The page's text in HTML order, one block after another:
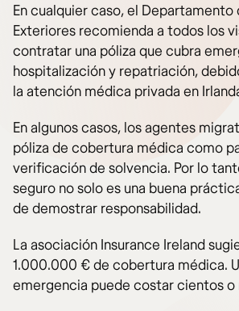
En cualquier caso, el Departamento
Exteriores recomienda a todos los
contratar una póliza que cubra
hospitalización y repatriación,
la atención médica privada en
En algunos casos, los agentes
póliza de cobertura médica como
verificación de solvencia. Por lo
seguro no solo es una buena
de demostrar responsabilidad.
La asociación Insurance Ireland
1.000.000 € de cobertura médica.
emergencia puede costar cientos o